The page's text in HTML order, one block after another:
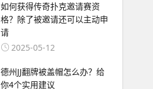
如何获得传奇扑克邀请赛资
格？除了被邀请还可以主动申
请
2025-05-12
德州JJ翻牌被盖帽怎么办？给
你4个实用建议